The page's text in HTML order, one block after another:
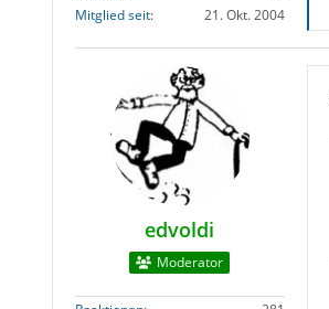
Mitglied seit
21. Okt. 2004
edvoldi
Moderator